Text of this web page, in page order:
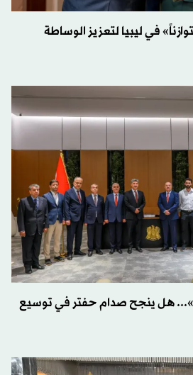
في ليبيا لتعزيز الوساطة
هل ينجح صدام حفتر في توسيع